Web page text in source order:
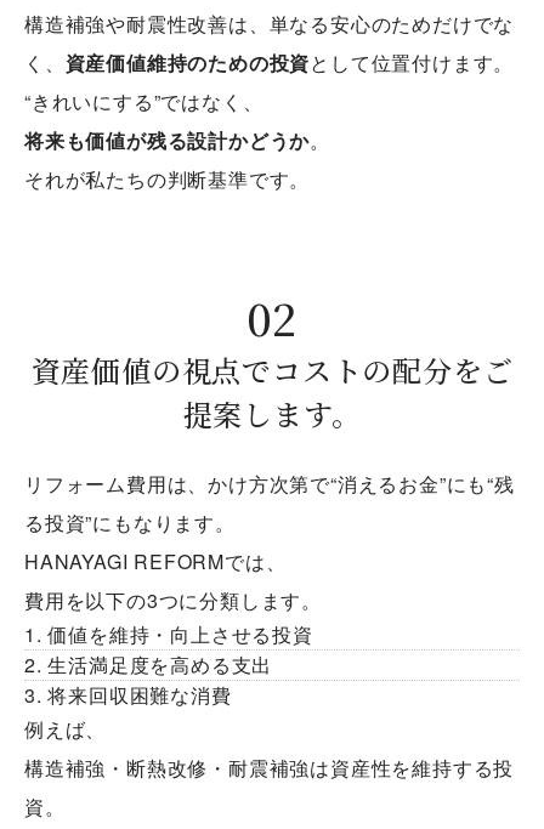
構造補強や耐震性改善は、単なる安心のためだけでな
く、 資産価値維持のための投資として位置付けます。
“きれいにする”ではなく、
将来も価値が残る設計かどうか。
それが私たちの判断基準です。
資産価値の視点でコストの配分をご
提案します。
リフォーム費用は、かけ方次第で“消えるお金”にも“残
る投資”にもなります。
HANAYAGI REFORMでは、
費用を以下の3つに分類します。
1. 価値を維持・向上させる投資
2. 生活満足度を高める支出
3. 将来回収困難な消費
例えば、
構造補強・断熱改修・耐震補強は資産性を維持する投
資。